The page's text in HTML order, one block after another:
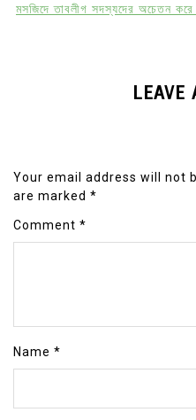
মসজিদে তাবলীগ সদস্যদের অচেতন করে
LEAVE
Your email address will not
are marked *
Comment *
Name *